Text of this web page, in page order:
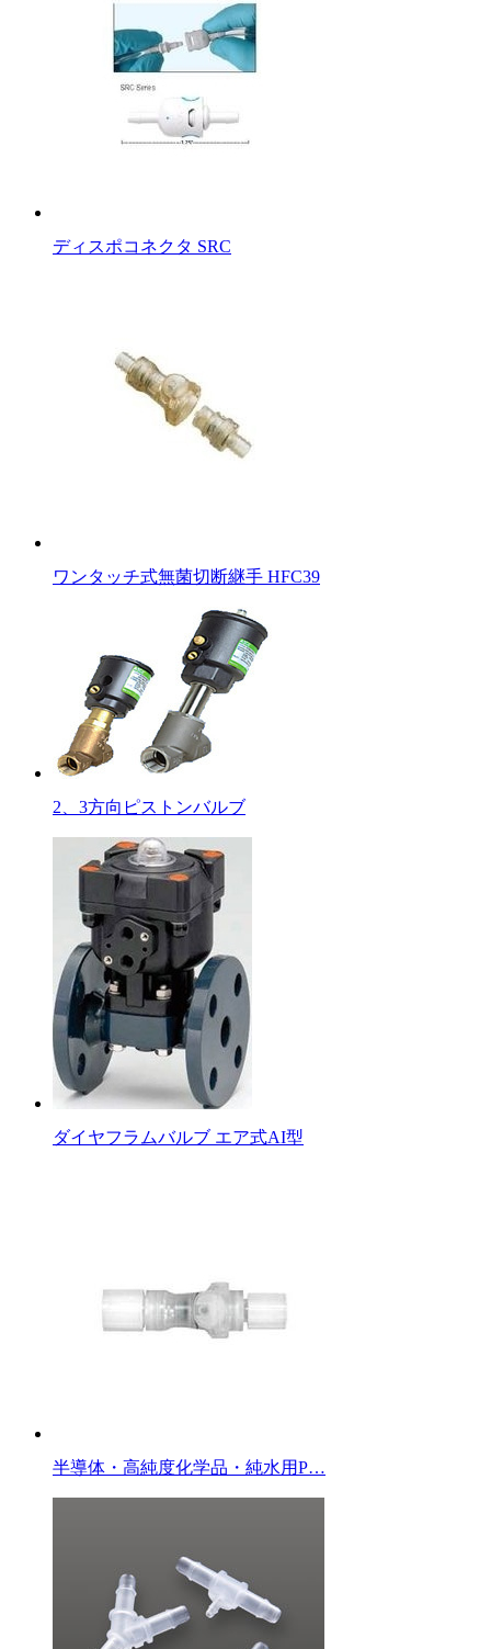
ディスポコネクタ SRC
ワンタッチ式無菌切断継手 HFC39
2、3方向ピストンバルブ
ダイヤフラムバルブ エア式AI型
半導体・高純度化学品・純水用P…